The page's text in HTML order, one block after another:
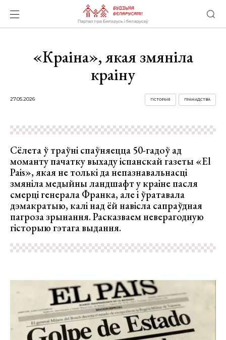
«Краіна», якая змяніла
краіну
27.05.2026 ГРАМАДСТВА
ГІСТОРЫЯ
Сёлета ў траўні спаўняецца 50-гадоў ад
моманту пачатку выхаду іспанскай газеты «El
Pais», якая не толькі да непазнавальнасці
змяніла медыйны ландшафт у краіне пасля
смерці генерала Франка, але і ўратавала
дэмакратыю, калі над ёй навісла сапраўдная
пагроза зрынання. Расказваем неверагодную
гісторыю гэтага выдання.